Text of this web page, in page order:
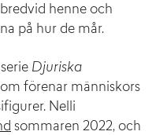
henne och
på hur de mår.
serie Djuriska
förenar människors
Nelli
sommaren 2022, och